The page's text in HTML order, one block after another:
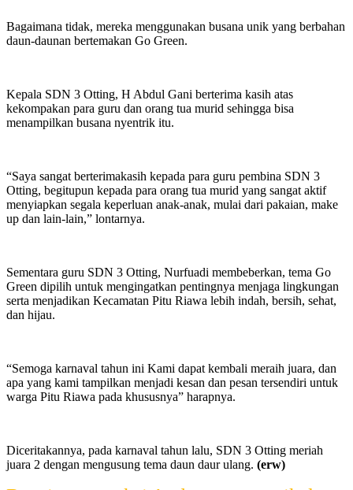
Bagaimana tidak, mereka menggunakan busana unik yang berbahan
daun-daunan bertemakan Go Green.
Kepala SDN 3 Otting, H Abdul Gani berterima kasih atas
kekompakan para guru dan orang tua murid sehingga bisa
menampilkan busana nyentrik itu.
“Saya sangat berterimakasih kepada para guru pembina SDN 3
Otting, begitupun kepada para orang tua murid yang sangat aktif
menyiapkan segala keperluan anak-anak, mulai dari pakaian, make
up dan lain-lain,” lontarnya.
Sementara guru SDN 3 Otting, Nurfuadi membeberkan, tema Go
Green dipilih untuk mengingatkan pentingnya menjaga lingkungan
serta menjadikan Kecamatan Pitu Riawa lebih indah, bersih, sehat,
dan hijau.
“Semoga karnaval tahun ini Kami dapat kembali meraih juara, dan
apa yang kami tampilkan menjadi kesan dan pesan tersendiri untuk
warga Pitu Riawa pada khususnya” harapnya.
Diceritakannya, pada karnaval tahun lalu, SDN 3 Otting meriah
juara 2 dengan mengusung tema daun daur ulang. (erw)